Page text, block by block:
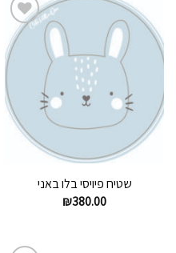
הוסף
לרשימת
המשאלות
שטיח פיויסי בלו באני
₪380.00